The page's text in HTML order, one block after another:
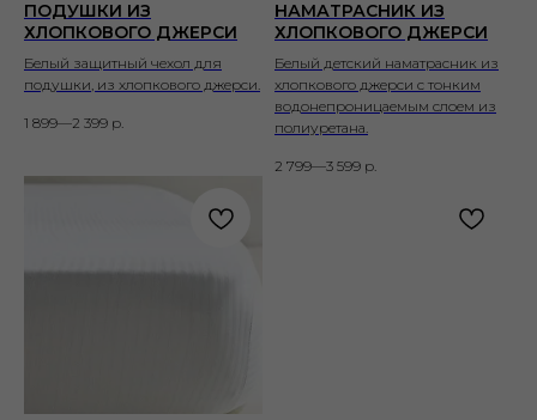
ПОДУШКИ ИЗ
ХЛОПКОВОГО ДЖЕРСИ
Белый защитный чехол для
подушки, из хлопкового джерси.
1 899—2 399 р.
НАМАТРАСНИК ИЗ
ХЛОПКОВОГО ДЖЕРСИ
Белый детский наматрасник из
хлопкового джерси с тонким
водонепроницаемым слоем из
полиуретана.
2 799—3 599 р.